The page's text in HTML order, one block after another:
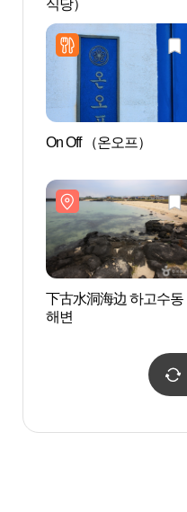
식당）
On Off （온오프）
下古水洞海边 하고수동
해변